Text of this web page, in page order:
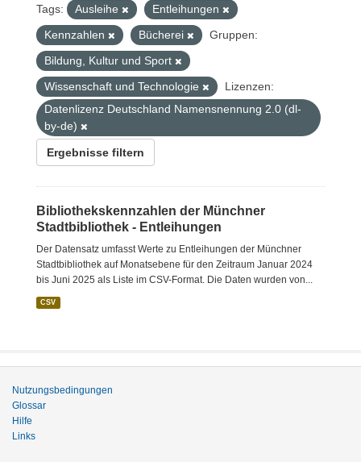
Tags: Ausleihe
Entleihungen
Kennzahlen
Bücherei
Gruppen:
Bildung, Kultur und Sport
Wissenschaft und Technologie
Lizenzen:
Datenlizenz Deutschland Namensnennung 2.0 (dl-
by-de)
Ergebnisse filtern
Bibliothekskennzahlen der Münchner
Stadtbibliothek - Entleihungen
Der Datensatz umfasst Werte zu Entleihungen der Münchner
Stadtbibliothek auf Monatsebene für den Zeitraum Januar 2024
bis Juni 2025 als Liste im CSV-Format. Die Daten wurden von...
CSV
Nutzungsbedingungen
Glossar
Hilfe
Links